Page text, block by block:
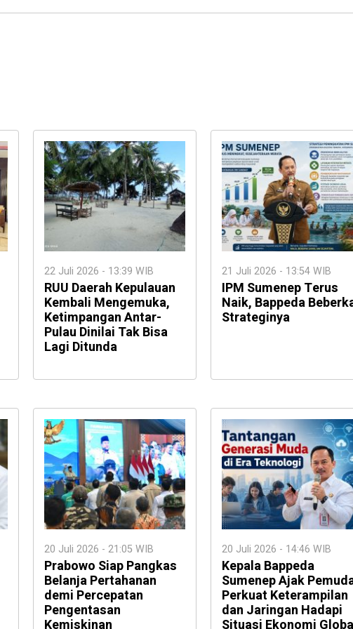
22 Juli 2026 - 13:39 WIB
RUU Daerah Kepulauan
Kembali Mengemuka,
Ketimpangan Antar-
Pulau Dinilai Tak Bisa
Lagi Ditunda
21 Juli 2026 - 13:54 WIB
IPM Sumenep Terus
Naik, Bappeda
Strateginya
20 Juli 2026 - 21:05 WIB
Prabowo Siap Pangkas
Belanja Pertahanan
demi Percepatan
Pengentasan
Kemiskinan
20 Juli 2026 - 14:46 WIB
Kepala Bappeda
Sumenep Ajak
Perkuat Keterampilan
dan Jaringan Hadapi
Situasi Ekonomi